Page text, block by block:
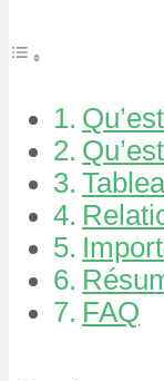
FAQ